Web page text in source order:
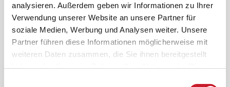
analysieren. Außerdem geben wir Informationen zu Ihrer
Verwendung unserer Website an unsere Partner für
soziale Medien, Werbung und Analysen weiter. Unsere
Partner führen diese Informationen möglicherweise mit
weiteren Daten zusammen, die Sie ihnen bereitgestellt
haben oder die sie im Rahmen Ihrer Nutzung der Dienste
Raumaufteilung